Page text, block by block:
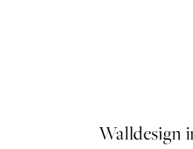
Walldesign